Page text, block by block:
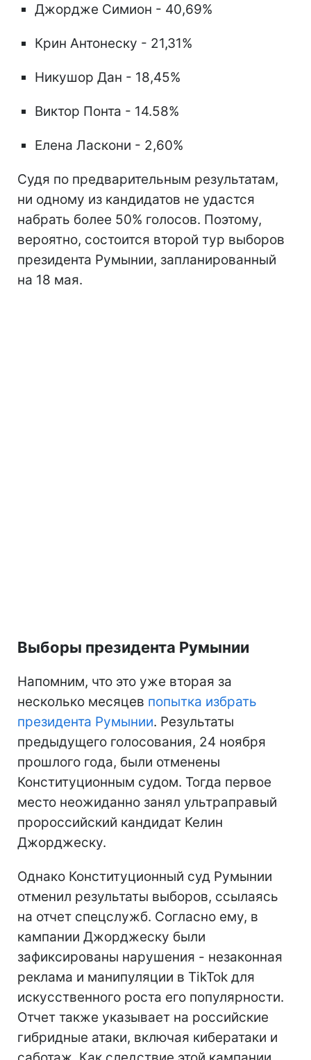
Джордже Симион - 40,69%
Крин Антонеску - 21,31%
Никушор Дан - 18,45%
Виктор Понта - 14.58%
Елена Ласкони - 2,60%
Судя по предварительным результатам,
ни одному из кандидатов не удастся
набрать более 50% голосов. Поэтому,
вероятно, состоится второй тур выборов
президента Румынии, запланированный
на 18 мая.
Выборы президента Румынии
Напомним, что это уже вторая за
несколько месяцев попытка избрать
президента Румынии. Результаты
предыдущего голосования, 24 ноября
прошлого года, были отменены
Конституционным судом. Тогда первое
место неожиданно занял ультраправый
пророссийский кандидат Келин
Джорджеску.
Однако Конституционный суд Румынии
отменил результаты выборов, ссылаясь
на отчет спецслужб. Согласно ему, в
кампании Джорджеску были
зафиксированы нарушения - незаконная
реклама и манипуляции в TikTok для
искусственного роста его популярности.
Отчет также указывает на российские
гибридные атаки, включая кибератаки и